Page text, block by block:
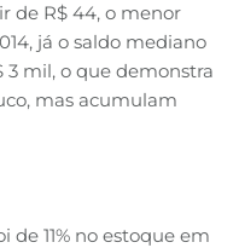
de R$ 44, o menor
já o saldo mediano
mil, o que demonstra
mas acumulam
de 11% no estoque em